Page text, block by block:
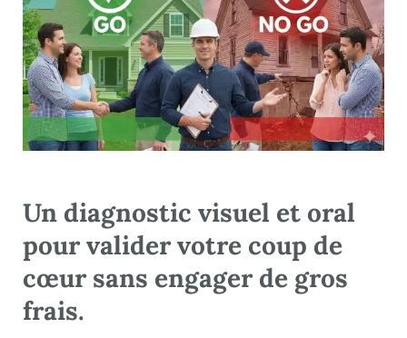
Un diagnostic visuel et oral
pour valider votre coup de
cœur sans engager de gros
frais.